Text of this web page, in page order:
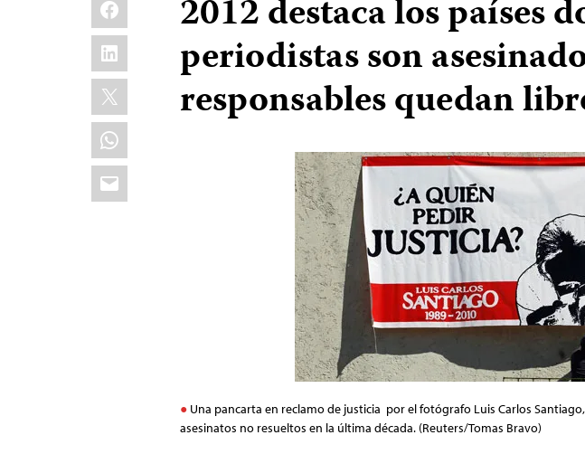
LinkedIn
X
WhatsApp
Email
2012 destaca los países
periodistas son
responsables quedan
Una pancarta en reclamo de justicia por el fotógrafo Luis Carlos
asesinatos no resueltos en la última década. (Reuters/Tomas Bravo)